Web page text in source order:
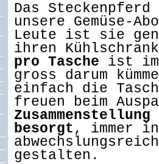
Das
unsere Gemüse-
Leute ist sie
ihren
pro Tasche ist
gross darum
einfach die
freuen beim
besorgt, immer
gestalten.